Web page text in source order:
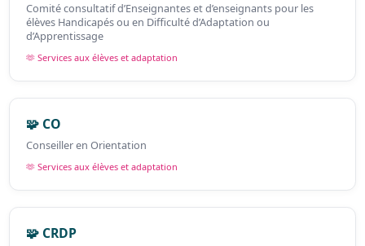
Comité consultatif d’Enseignantes et d’enseignants pour les
élèves Handicapés ou en Difficulté d’Adaptation ou
d’Apprentissage
🫶 Services aux élèves et adaptation
🧩 CO
Conseiller en Orientation
🫶 Services aux élèves et adaptation
🧩 CRDP